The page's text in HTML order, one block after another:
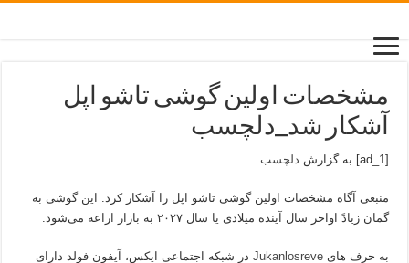
مشخصات اولین گوشی تاشو اپل
آشکار شد_دلچسب
[ad_1] به گزارش دلچسب
منبعی آگاه مشخصات اولین گوشی تاشو اپل را آشکار کرد. این گوشی به
گمان زیادً اواخر سال آینده میلادی یا سال ۲۰۲۷ به بازار اراعه می‌شود.
به حرف هایJukanlosreve در شبکه اجتماعی ایکس، آیفون فولد دارای